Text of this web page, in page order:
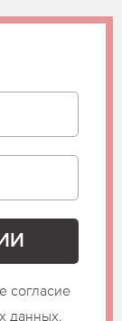
согласие
данных.